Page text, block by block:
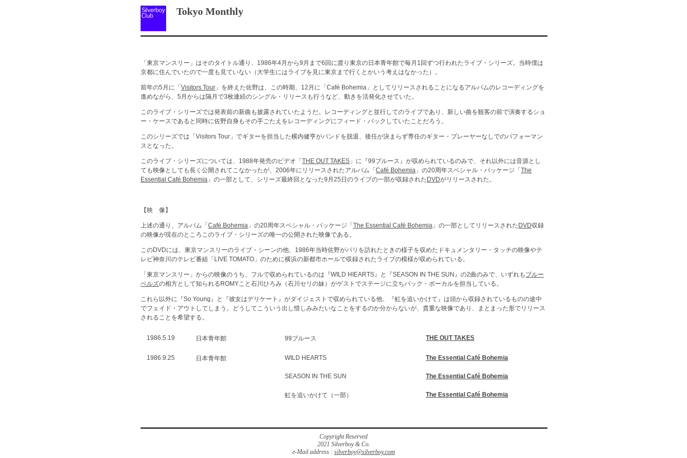
Tokyo Monthly
「東京マンスリー」はそのタイトル通り、1986年4月から9月まで6回に渡り東京の日本青年館で毎月1回ずつ行われたライブ・シリーズ。当時僕は
京都に住んでいたので一度も見ていない（大学生にはライブを見に東京まで行くとかいう考えはなかった）。
前年の5月に「 Visitors Tour 」を終えた佐野は、この時期、12月に「Café Bohemia」としてリリースされることになるアルバムのレコーディングを
進めながら、5月からは隔月で3枚連続のシングル・リリースも行うなど、動きを活発化させていた。
このライブ・シリーズでは発表前の新曲も披露されていたようだ。レコーディングと並行してのライブであり、新しい曲を観客の前で演奏するショ
ー・ケースであると同時に佐野自身もその手ごたえをレコーディングにフィード・バックしていたことだろう。
このシリーズでは「Visitors Tour」でギターを担当した横内健亨がバンドを脱退、後任が決まらず専任のギター・プレーヤーなしでのパフォーマン
スとなった。
このライブ・シリーズについては、1988年発売のビデオ「 THE OUT TAKES 」に『99ブルース』が収められているのみで、それ以外には音源とし
ても映像としても長く公開されてこなかったが、2006年にリリースされたアルバム「 Café Bohemia 」の20周年スペシャル・パッケージ「 The
Essential Café Bohemia 」の一部として、シリーズ最終回となった9月25日のライブの一部が収録された DVDがリリースされた。
【映 像】
上述の通り、アルバム「 Café Bohemia 」の20周年スペシャル・パッケージ「 The Essential Café Bohemia 」の一部としてリリースされた DVD収録
の映像が現在のところこのライブ・シリーズの唯一の公開された映像である。
このDVDには、東京マンスリーのライブ・シーンの他、1986年当時佐野がパリを訪れたときの様子を収めたドキュメンタリー・タッチの映像やテ
レビ神奈川のテレビ番組「LIVE TOMATO」のために横浜の新都市ホールで収録されたライブの模様が収められている。
「東京マンスリー」からの映像のうち、フルで収められているのは『WILD HIEARTS』と『SEASON IN THE SUN』の2曲のみで、いずれも ブルー
ベルズの相方として知られるROMYこと石川ひろみ（石川セリの妹）がゲストでステージに立ちバック・ボーカルを担当している。
これら以外に『So Young』と『彼女はデリケート』がダイジェストで収められている他、『虹を追いかけて』は頭から収録されているものの途中
でフェイド・アウトしてしまう。どうしてこういう出し惜しみみたいなことをするのか分からないが、貴重な映像であり、まとまった形でリリース
されることを希望する。
1986.5.19 日本青年館 99ブルース THE OUT TAKES
1986.9.25 日本青年館 WILD HEARTS The Essential Café Bohemia
SEASON IN THE SUN The Essential Café Bohemia
虹を追いかけて（一部） The Essential Café Bohemia
Copyright Reserved
2021 Silverboy & Co.
e-Mail address : silverboy@silverboy.com